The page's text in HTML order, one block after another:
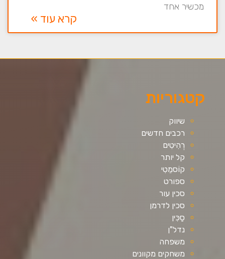
מכשיר אחד
קרא עוד »
קטגוריות
שיווק
רכבים חדשים
רְהִיטִים
קל יותר
קוֹסמֵטִי
ספורט
סכין עור
סכין לדרמן
סַכִּין
נדל"ן
משפחה
משחקים מקוונים